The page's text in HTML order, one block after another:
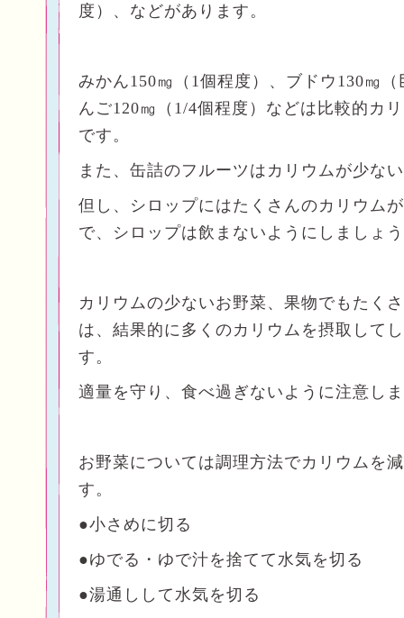
度）、などがあります。
みかん150㎎（1個程度）、ブドウ130㎎
んご120㎎（1/4個程度）などは比較的カ
です。
また、缶詰のフルーツはカリウムが少な
但し、シロップにはたくさんのカリウム
で、シロップは飲まないようにしましょ
カリウムの少ないお野菜、果物でもたく
は、結果的に多くのカリウムを摂取して
す。
適量を守り、食べ過ぎないように注意し
お野菜については調理方法でカリウムを
す。
●小さめに切る
●ゆでる・ゆで汁を捨てて水気を切る
●湯通しして水気を切る